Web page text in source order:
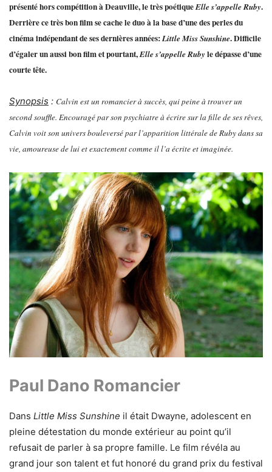
présenté hors compétition à Deauville, le très poétiqueElle s’appelle Ruby.
Derrière ce très bon film se cache le duo à la base d’une des perles du
cinéma indépendant de ses dernières années:Little Miss Sunshine. Difficile
d’égaler un aussi bon film et pourtant,Elle s’appelle Ruby le dépasse d’une
courte tête.
Synopsis : Calvin est un romancier à succès, qui peine à trouver un
second souffle. Encouragé par son psychiatre à écrire sur la fille de ses rêves,
Calvin voit son univers bouleversé par l’apparition littérale de Ruby dans sa
vie, amoureuse de lui et exactement comme il l’a écrite et imaginée.
Paul Dano Romancier
Dans Little Miss Sunshine il était Dwayne, adolescent en
pleine détestation du monde extérieur au point qu’il
refusait de parler à sa propre famille. Le film révéla au
grand jour son talent et fut honoré du grand prix du festival